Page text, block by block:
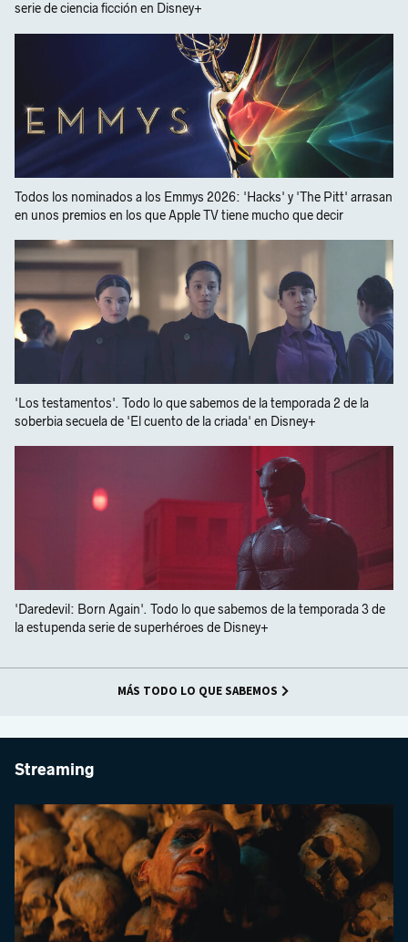
serie de ciencia ficción en Disney+
Todos los nominados a los Emmys 2026: 'Hacks' y 'The Pitt' arrasan
en unos premios en los que Apple TV tiene mucho que decir
'Los testamentos'. Todo lo que sabemos de la temporada 2 de la
soberbia secuela de 'El cuento de la criada' en Disney+
'Daredevil: Born Again'. Todo lo que sabemos de la temporada 3 de
la estupenda serie de superhéroes de Disney+
MÁS TODO LO QUE SABEMOS
Streaming